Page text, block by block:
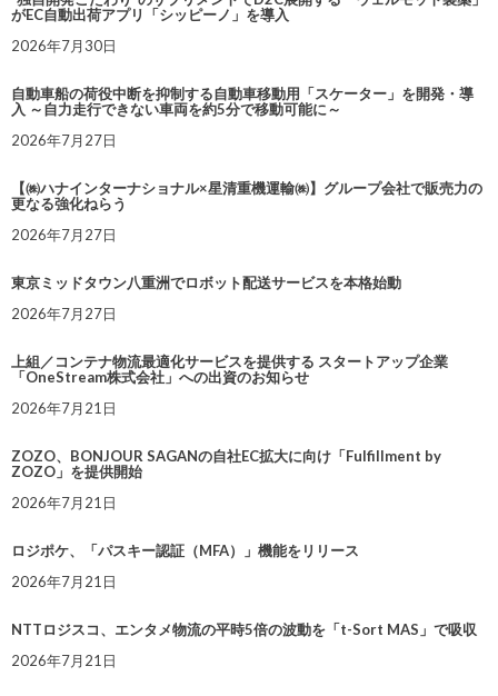
がEC自動出荷アプリ「シッピーノ」を導入
2026年7月30日
自動車船の荷役中断を抑制する自動車移動用「スケーター」を開発・導
入 ～自力走行できない車両を約5分で移動可能に～
2026年7月27日
【㈱ハナインターナショナル×星清重機運輸㈱】グループ会社で販売力の
更なる強化ねらう
2026年7月27日
東京ミッドタウン八重洲でロボット配送サービスを本格始動
2026年7月27日
上組／コンテナ物流最適化サービスを提供する スタートアップ企業
「OneStream株式会社」への出資のお知らせ
2026年7月21日
ZOZO、BONJOUR SAGANの自社EC拡大に向け「Fulfillment by
ZOZO」を提供開始
2026年7月21日
ロジポケ、「パスキー認証（MFA）」機能をリリース
2026年7月21日
NTTロジスコ、エンタメ物流の平時5倍の波動を「t-Sort MAS」で吸収
2026年7月21日